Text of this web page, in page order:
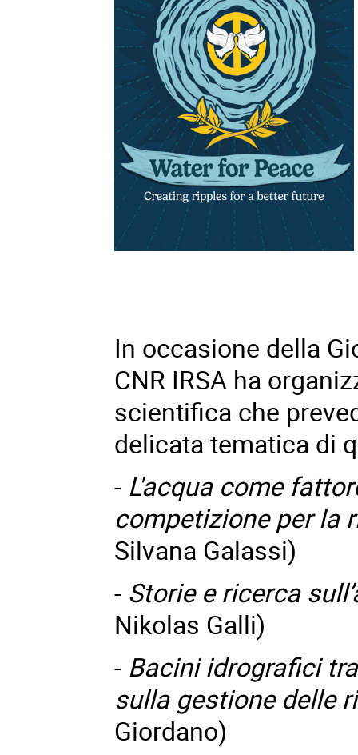
In occasione della
CNR IRSA ha
scientifica che
delicata tematica di
- L'acqua come
competizione per la
Silvana Galassi)
- Storie e ricerca
Nikolas Galli)
- Bacini idrografici
sulla gestione delle
Giordano)